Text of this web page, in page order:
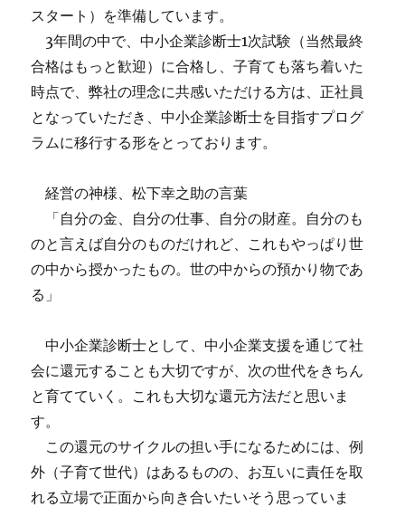
スタート）を準備しています。
3年間の中で、中小企業診断士1次試験（当然最終
合格はもっと歓迎）に合格し、子育ても落ち着いた
時点で、弊社の理念に共感いただける方は、正社員
となっていただき、中小企業診断士を目指すプログ
ラムに移行する形をとっております。
経営の神様、松下幸之助の言葉
「自分の金、自分の仕事、自分の財産。自分のも
のと言えば自分のものだけれど、これもやっぱり世
の中から授かったもの。世の中からの預かり物であ
る」
中小企業診断士として、中小企業支援を通じて社
会に還元することも大切ですが、次の世代をきちん
と育てていく。これも大切な還元方法だと思いま
す。
この還元のサイクルの担い手になるためには、例
外（子育て世代）はあるものの、お互いに責任を取
れる立場で正面から向き合いたいそう思っていま